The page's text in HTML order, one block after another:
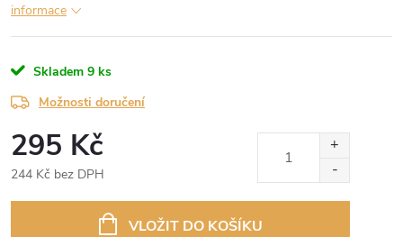
informace
Skladem 9 ks
Možnosti doručení
295 Kč
244 Kč bez DPH
VLOŽIT DO KOŠÍKU